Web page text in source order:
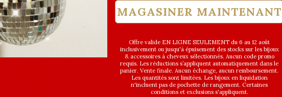
MAGASINER MAINTENANT
Offre valide EN LIGNE SEULEMENT du 6 au 12 août
inclusivement ou jusqu'à épuisement des stocks sur les bijoux
& accessoires à cheveux sélectionnés. Aucun code promo
requis. Les réductions s’appliquent automatiquement dans le
panier. Vente finale. Aucun échange, aucun remboursement.
Les quantités sont limitées. Les bijoux en liquidation
n'incluent pas de pochette de rangement. Certaines
conditions et exclusions s'appliquent.